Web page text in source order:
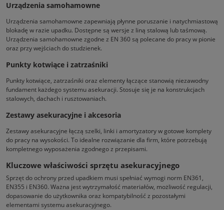
Urządzenia samohamowne
Urządzenia samohamowne zapewniają płynne poruszanie i natychmiastową
blokadę w razie upadku. Dostępne są wersje z liną stalową lub taśmową.
Urządzenia samohamowne zgodne z EN 360 są polecane do pracy w pionie
oraz przy wejściach do studzienek.
Punkty kotwiące i zatrzaśniki
Punkty kotwiące, zatrzaśniki oraz elementy łączące stanowią niezawodny
fundament każdego systemu asekuracji. Stosuje się je na konstrukcjach
stalowych, dachach i rusztowaniach.
Zestawy asekuracyjne i akcesoria
Zestawy asekuracyjne łączą szelki, linki i amortyzatory w gotowe komplety
do pracy na wysokości. To idealne rozwiązanie dla firm, które potrzebują
kompletnego wyposażenia zgodnego z przepisami.
Kluczowe właściwości sprzętu asekuracyjnego
Sprzęt do ochrony przed upadkiem musi spełniać wymogi norm EN361,
EN355 i EN360. Ważna jest wytrzymałość materiałów, możliwość regulacji,
dopasowanie do użytkownika oraz kompatybilność z pozostałymi
elementami systemu asekuracyjnego.